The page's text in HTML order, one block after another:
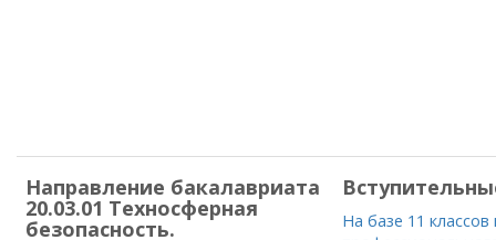
Направление бакалавриата
20.03.01 Техносферная
безопасность.
На базе 11